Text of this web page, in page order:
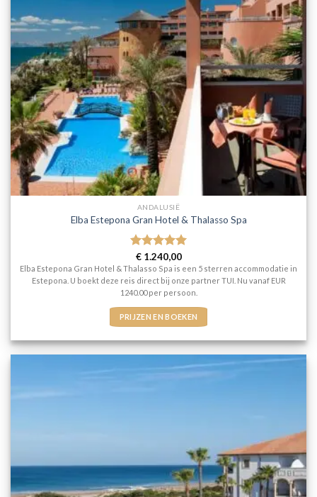
ANDALUSIË
Elba Estepona Gran Hotel & Thalasso Spa
Gewaardeerd
5uit 5
€1.240,00
Elba Estepona Gran Hotel & Thalasso Spa is een 5 sterren accommodatie in
Estepona. U boekt deze reis direct bij onze partner TUI. Nu vanaf EUR
1240.00 per persoon.
PRIJZEN EN BOEKEN